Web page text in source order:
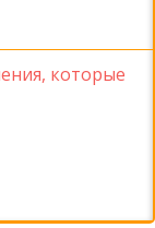
которые